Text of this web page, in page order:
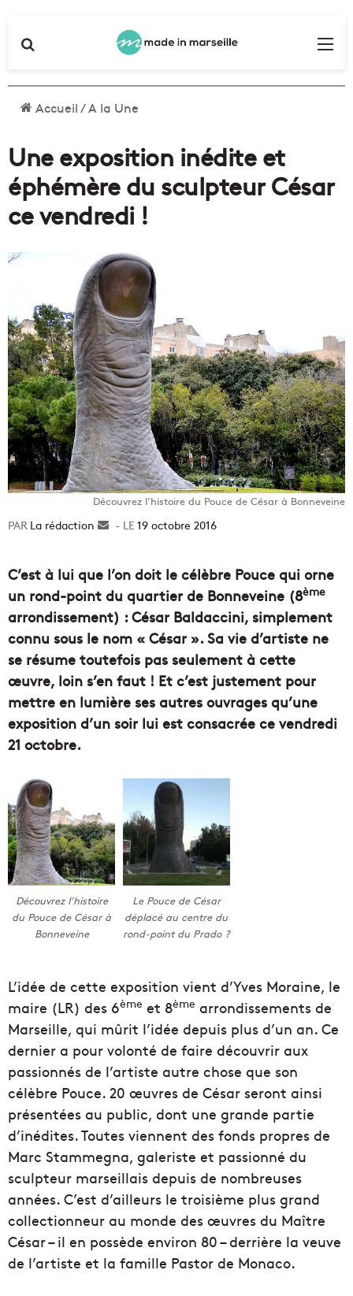
Accueil/A la Une
Une exposition inédite et
éphémère du sculpteur César
ce vendredi !
Découvrez l’histoire du Pouce de César à Bonneveine
La rédaction
Envoyer19 octobre 2016
C’est à lui que l’on doit le célèbre Pouce qui orne
un rond-point du quartier de Bonneveine (8ème
arrondissement) : César Baldaccini, simplement
connu sous le nom « César ». Sa vie d’artiste ne
se résume toutefois pas seulement à cette
œuvre, loin s’en faut ! Et c’est justement pour
mettre en lumière ses autres ouvrages qu’une
exposition d’un soir lui est consacrée ce vendredi
21 octobre.
Découvrez l’histoire
du Pouce de César à
Bonneveine
Le Pouce de César
déplacé au centre du
rond-point du Prado ?
L’idée de cette exposition vient d’Yves Moraine, le
maire (LR) des 6ème et 8ème arrondissements de
Marseille, qui mûrit l’idée depuis plus d’un an. Ce
dernier a pour volonté de faire découvrir aux
passionnés de l’artiste autre chose que son
célèbre Pouce. 20 œuvres de César seront ainsi
présentées au public, dont une grande partie
d’inédites. Toutes viennent des fonds propres de
Marc Stammegna, galeriste et passionné du
sculpteur marseillais depuis de nombreuses
années. C’est d’ailleurs le troisième plus grand
collectionneur au monde des œuvres du Maître
César – il en possède environ 80 – derrière la veuve
de l’artiste et la famille Pastor de Monaco.